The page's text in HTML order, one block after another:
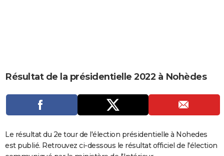
CARTE DE VOEUX
DICTIONNAIRE
Dictionnaire
Biographies
Expressions
Proverbes
PROGRAMME TV
COPAINS D'AVANT
S'inscrire
Se connecter
Lycées
Collèges
Primaires
Universités
Entreprises
Service militaire
Avis de recherche
AVIS DE DÉCÈS
Résultat de la présidentielle 2022 à Nohèdes
Le résultat du 2e tour de l'élection présidentielle à Nohedes
est publié. Retrouvez ci-dessous le résultat officiel de l'élection